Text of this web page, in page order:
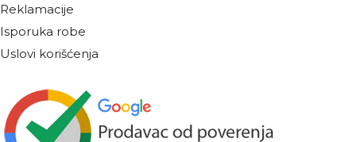
Reklamacije
Isporuka robe
Uslovi korišćenja